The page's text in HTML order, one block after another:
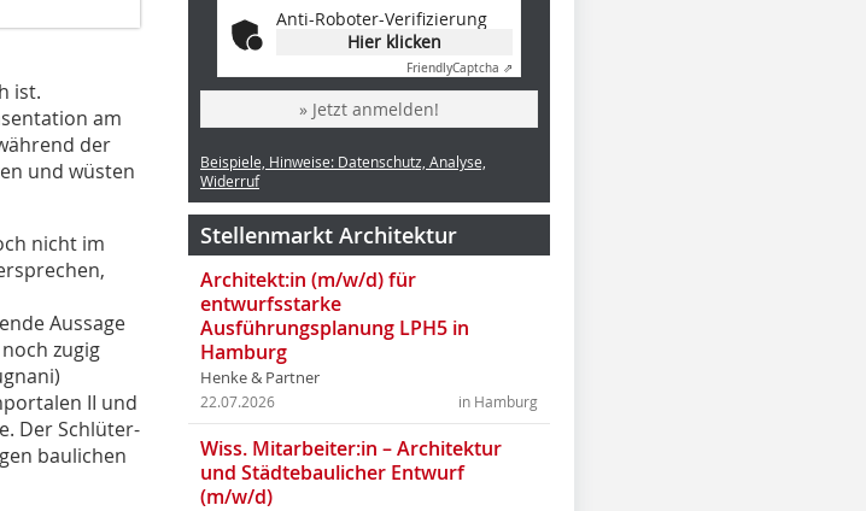
ist.
am
der
und wüsten
nicht im
Aussage
zugig
II und
Der Schlüter-
baulichen
Anti-Roboter-Verifizierung
Hier klicken
FriendlyCaptcha ⇗
» Jetzt anmelden!
Beispiele, Hinweise: Datenschutz, Analyse,
Widerruf
Stellenmarkt Architektur
Architekt:in (m/w/d) für
entwurfsstarke
Ausführungsplanung LPH5 in
Hamburg
Henke & Partner
in Hamburg
22.07.2026
Wiss. Mitarbeiter:in – Architektur
und Städtebaulicher Entwurf
(m/w/d)